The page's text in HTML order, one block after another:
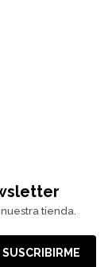
tienda.
SUSCRIBIRME